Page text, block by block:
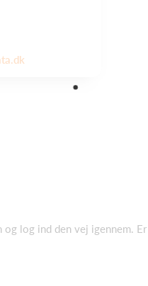
log ind den vej igennem.